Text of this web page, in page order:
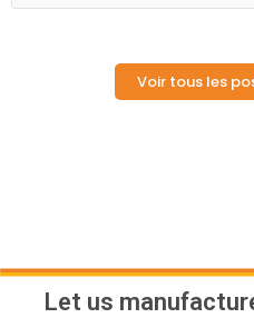
Temps plein
Voir tous les
Let us